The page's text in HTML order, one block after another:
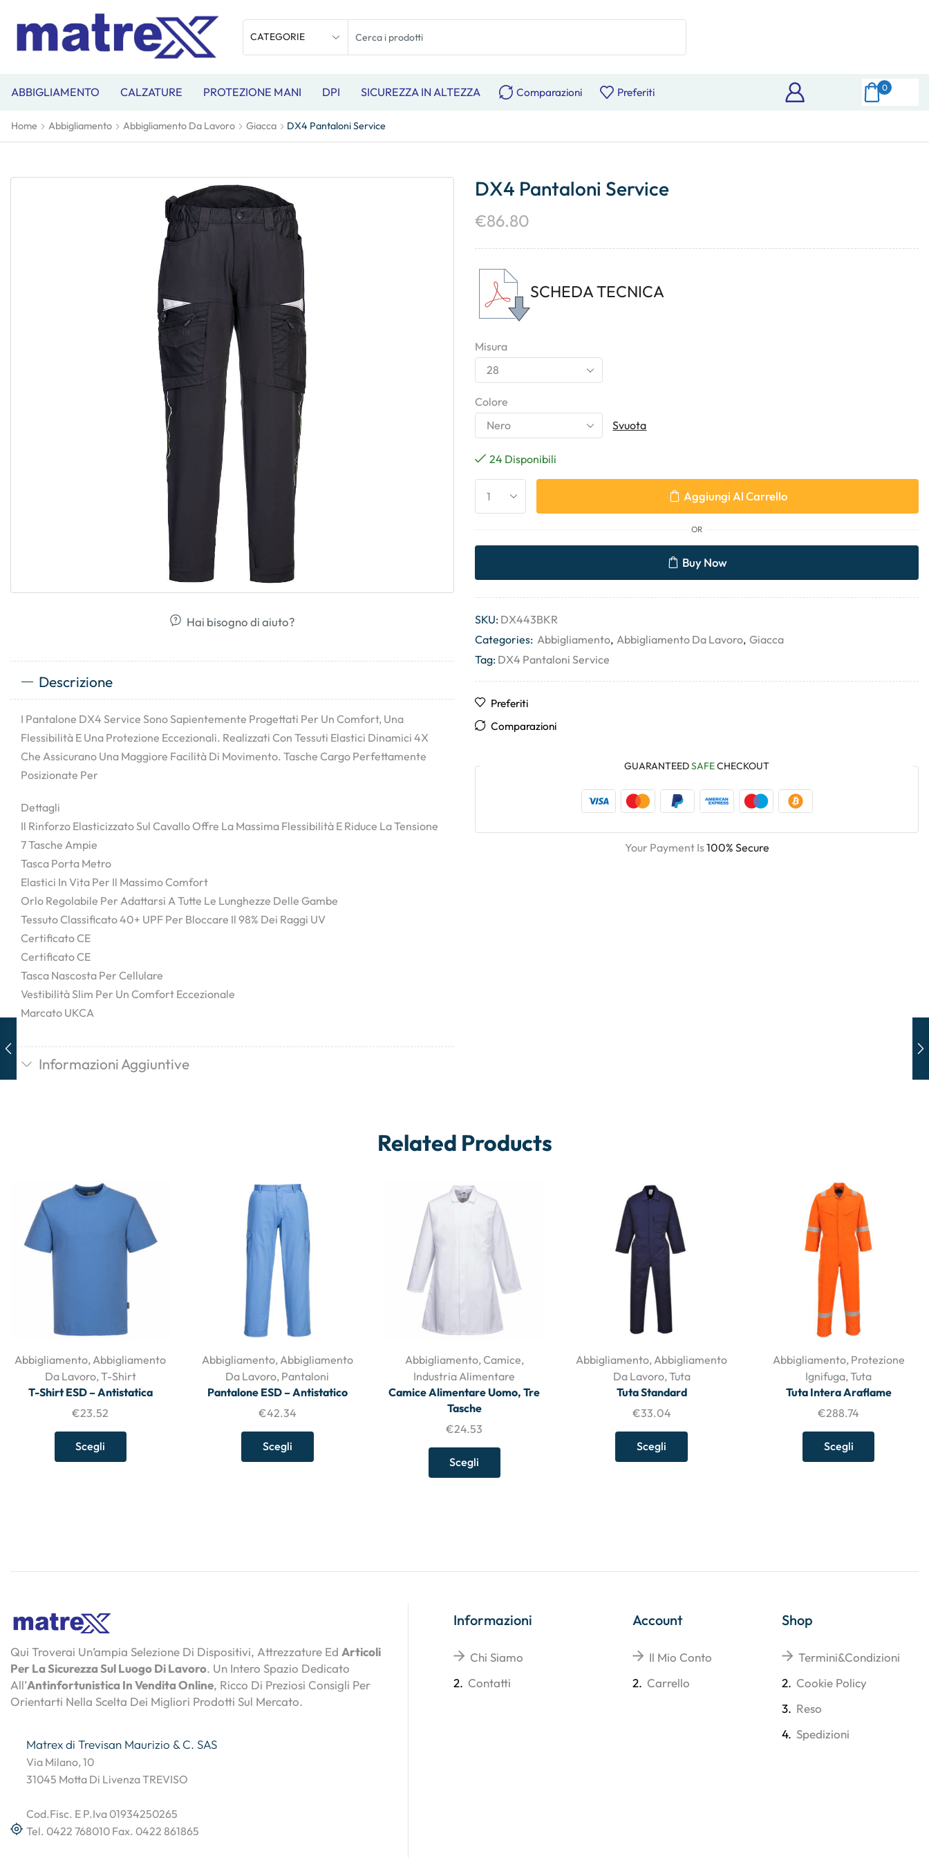
ABBIGLIAMENTO CALZATURE PROTEZIONE MANI DPI SICUREZZA IN ALTEZZA Comparazioni Preferiti 0
Home Abbigliamento Abbigliamento Da Lavoro Giacca DX4 Pantaloni Service
Hai bisogno di aiuto?
Descrizione
I Pantalone DX4 Service Sono Sapientemente Progettati Per Un Comfort, Una
Flessibilità E Una Protezione Eccezionali. Realizzati Con Tessuti Elastici Dinamici 4X
Che Assicurano Una Maggiore Facilità Di Movimento. Tasche Cargo Perfettamente
Posizionate Per
Dettagli
Il Rinforzo Elasticizzato Sul Cavallo Offre La Massima Flessibilità E Riduce La Tensione
7 Tasche Ampie
Tasca Porta Metro
Elastici In Vita Per Il Massimo Comfort
Orlo Regolabile Per Adattarsi A Tutte Le Lunghezze Delle Gambe
Tessuto Classificato 40+ UPF Per Bloccare Il 98% Dei Raggi UV
Certificato CE
Certificato CE
Tasca Nascosta Per Cellulare
Vestibilità Slim Per Un Comfort Eccezionale
Marcato UKCA
Informazioni Aggiuntive
DX4 Pantaloni Service
€86.80
SCHEDA TECNICA
Misura
Colore
Svuota
24 Disponibili
Aggiungi Al Carrello
OR
Buy Now
SKU: DX443BKR
Categories: Abbigliamento, Abbigliamento Da Lavoro, Giacca
Tag: DX4 Pantaloni Service
Preferiti
Comparazioni
GUARANTEEDSAFECHECKOUT
Your Payment Is100% Secure
Related Products
Abbigliamento, Abbigliamento
Da Lavoro, T-Shirt
T-Shirt ESD – Antistatica
€23.52
Scegli
Abbigliamento, Abbigliamento
Da Lavoro, Pantaloni
Pantalone ESD – Antistatico
€42.34
Scegli
Abbigliamento, Camice,
Industria Alimentare
Camice Alimentare Uomo, Tre
Tasche
€24.53
Scegli
Abbigliamento, Abbigliamento
Da Lavoro, Tuta
Tuta Standard
€33.04
Scegli
Abbigliamento, Protezione
Ignifuga,Tuta
Tuta Intera Araflame
€288.74
Scegli
Qui Troverai Un’ampia Selezione Di Dispositivi, Attrezzature Ed Articoli
Per La Sicurezza Sul Luogo Di Lavoro. Un Intero Spazio Dedicato
All’Antinfortunistica In Vendita Online, Ricco Di Preziosi Consigli Per
Orientarti Nella Scelta Dei Migliori Prodotti Sul Mercato.
Matrex di Trevisan Maurizio & C. SAS
Via Milano, 10
31045 Motta Di Livenza TREVISO
Cod.Fisc. E P.Iva 01934250265
Tel. 0422 768010 Fax. 0422 861865
Informazioni
Chi Siamo
2. Contatti
Account
Il Mio Conto
2. Carrello
Shop
Termini&Condizioni
2. Cookie Policy
3. Reso
4. Spedizioni